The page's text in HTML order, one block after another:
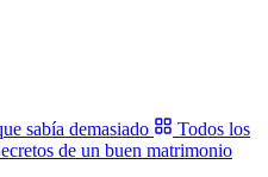
sabía demasiado
Todos los
de un buen matrimonio